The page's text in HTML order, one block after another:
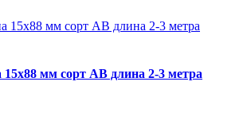
мм сорт АВ длина 2-3 метра